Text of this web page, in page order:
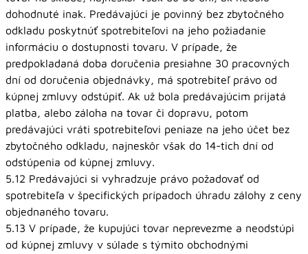
dohodnuté inak. Predávajúci je povinný bez zbytočného
odkladu poskytnúť spotrebiteľovi na jeho požiadanie
informáciu o dostupnosti tovaru. V prípade, že
predpokladaná doba doručenia presiahne 30 pracovných
dní od doručenia objednávky, má spotrebiteľ právo od
kúpnej zmluvy odstúpiť. Ak už bola predávajúcim prijatá
platba, alebo záloha na tovar či dopravu, potom
predávajúci vráti spotrebiteľovi peniaze na jeho účet bez
zbytočného odkladu, najneskôr však do 14-tich dní od
odstúpenia od kúpnej zmluvy.
5.12 Predávajúci si vyhradzuje právo požadovať od
spotrebiteľa v špecifických prípadoch úhradu zálohy z ceny
objednaného tovaru.
5.13 V prípade, že kupujúci tovar neprevezme a neodstúpi
od kúpnej zmluvy v súlade s týmito obchodnými